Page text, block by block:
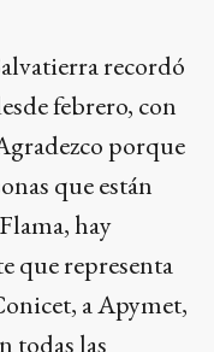
recordó
febrero, con
porque
que están
hay
que representa
a Apymet,
todas las